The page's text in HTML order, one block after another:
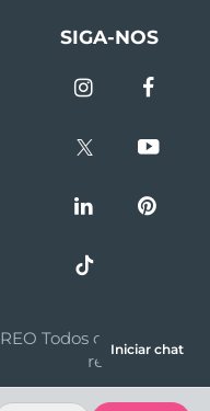
SIGA-NOS
Todos os direitos
reservados
Iniciar chat